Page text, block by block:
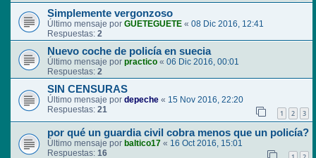
Simplemente vergonzoso
Último mensaje por GUETEGUETE « 08 Dic 2016, 12:41
Respuestas: 2
Nuevo coche de policía en suecia
Último mensaje por practico « 06 Dic 2016, 00:01
Respuestas: 2
SIN CENSURAS
Último mensaje por depeche « 15 Nov 2016, 22:20
Respuestas: 21 1 2 3
por qué un guardia civil cobra menos que un policía?
Último mensaje por baltico17 « 16 Oct 2016, 15:01
Respuestas: 16